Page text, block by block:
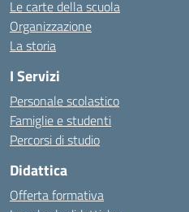
Le carte della scuola
Organizzazione
La storia
I Servizi
Personale scolastico
Famiglie e studenti
Percorsi di studio
Didattica
Offerta formativa